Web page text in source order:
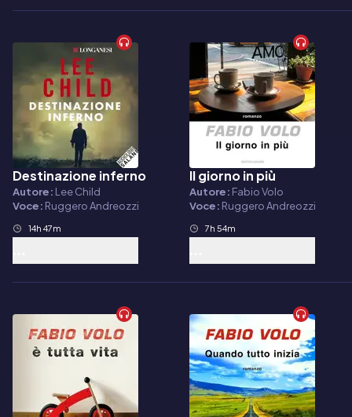
Audiolibro
Destinazione inferno
Autore: Lee Child
Voce: Ruggero Andreozzi
14h 47m
Audiolibro
Il giorno in più
Autore: Fabio Volo
Voce: Ruggero Andreozzi
7h 54m